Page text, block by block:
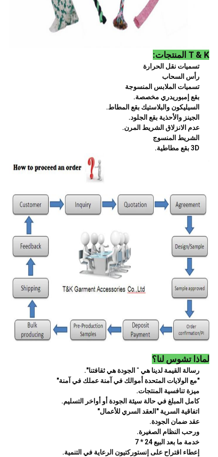
T & K المنتجات:
تسميات نقل الحرارة
رأس السحاب
تسميات الملابس المنسوجة
بقع إمبوريدري مخصصة.
السيليكون والبلاستيك بقع المطاط.
الجينز والأحذية بقع الجلود.
عدم الانزلاق الشريط المرن.
الشريط المنسوج
3D بقع مطاطية.
لماذا تشوس لنا؟
رسالة القيمة لدينا هي " الجودة هي ثقافتنا".
"مع الولايات المتحدة أموالك في آمنة عملك في آمنة"
ميزة تنافسية المنتجات.
كامل المبلغ في حالة سيئة الجودة أو أواخر التسليم.
اتفاقية السرية "العقد السري للأعمال"
عقد ضمان الجودة.
ورحب النظام الصغيرة.
خدمة ما بعد البيع 24 * 7
إعطاء اقتراح على إنستوركتيون الرعاية في التنمية.